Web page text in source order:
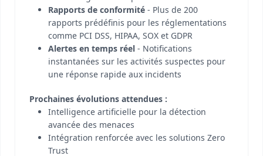
Rapports de conformité - Plus de 200
rapports prédéfinis pour les réglementations
comme PCI DSS, HIPAA, SOX et GDPR
Alertes en temps réel - Notifications
instantanées sur les activités suspectes pour
une réponse rapide aux incidents
Prochaines évolutions attendues :
Intelligence artificielle pour la détection
avancée des menaces
Intégration renforcée avec les solutions Zero
Trust